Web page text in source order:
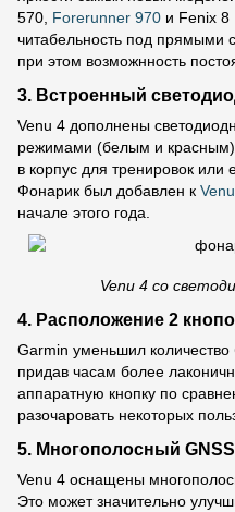
570, Forerunner 970 и Fenix 8
читабельность под прямыми
при этом возможнность
3. Встроенный
Venu 4 дополнены
режимами (белым и
в корпус для тренировок или
Фонарик был добавлен к
начале этого года.
Venu 4 со
4. Расположение 2
Garmin уменьшил количество
придав часам более
аппаратную кнопку по
разочаровать некоторых
5. Многополосный GNSS
Venu 4 оснащены
Это может значительно